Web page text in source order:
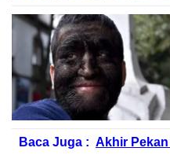
Baca Juga : Akhir